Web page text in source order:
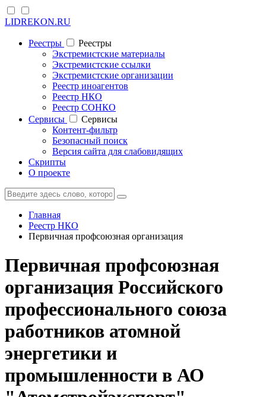
LIDREKON.RU
Реестры
Реестры
Экстремистские материалы
Экстремистские ссылки
Экстремистские организации
Реестр иноагентов
Реестр НКО
Реестр СОНКО
Cервисы
Cервисы
Контент-фильтр
Безопасный поиск
Версия сайта для слабовидящих
Скрипты
О проекте
Главная
Реестр НКО
Первичная профсоюзная организация
Первичная профсоюзная
организация Российского
профессионального союза
работников атомной
энергетики и
промышленности в АО